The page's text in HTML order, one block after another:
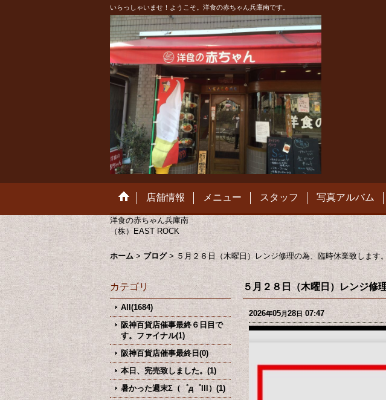
いらっしゃいませ！ようこそ。洋食の赤ちゃん兵庫南です。
店舗情報 メニュー スタッフ 写真アルバム
洋食の赤ちゃん兵庫南
（株）EAST ROCK
ホーム > ブログ > ５月２８日（木曜日）レンジ修理の為、臨時休業致します。
カテゴリ
All(1684)
阪神百貨店催事最終６日目で
す。ファイナル(1)
阪神百貨店催事最終日(0)
本日、完売致しました。(1)
暑かった週末Σ（゜д゜lll）(1)
５月２８日（木曜日）レンジ修
2026年05月28日 07:47